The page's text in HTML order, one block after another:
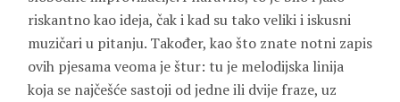
riskantno kao ideja, čak i kad su tako veliki i iskusni
muzičari u pitanju. Također, kao što znate notni zapis
ovih pjesama veoma je štur: tu je melodijska linija
koja se najčešće sastoji od jedne ili dvije fraze, uz